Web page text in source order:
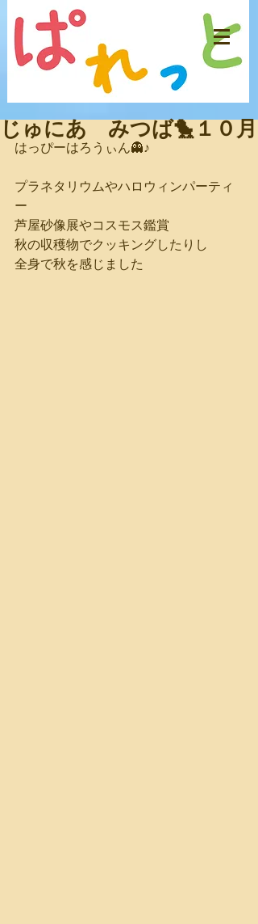
じゅにあ みつば🐤１０月
はっぴーはろうぃん👻♪
プラネタリウムやハロウィンパーティ
ー
芦屋砂像展やコスモス鑑賞
秋の収穫物でクッキングしたりし
全身で秋を感じました